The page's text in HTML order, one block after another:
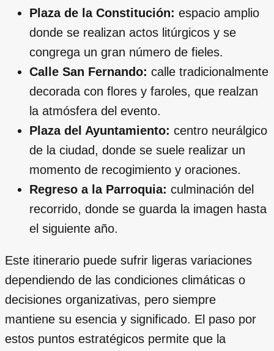
Plaza de la Constitución: espacio amplio
donde se realizan actos litúrgicos y se
congrega un gran número de fieles.
Calle San Fernando: calle tradicionalmente
decorada con flores y faroles, que realzan
la atmósfera del evento.
Plaza del Ayuntamiento: centro neurálgico
de la ciudad, donde se suele realizar un
momento de recogimiento y oraciones.
Regreso a la Parroquia: culminación del
recorrido, donde se guarda la imagen hasta
el siguiente año.
Este itinerario puede sufrir ligeras variaciones
dependiendo de las condiciones climáticas o
decisiones organizativas, pero siempre
mantiene su esencia y significado. El paso por
estos puntos estratégicos permite que la